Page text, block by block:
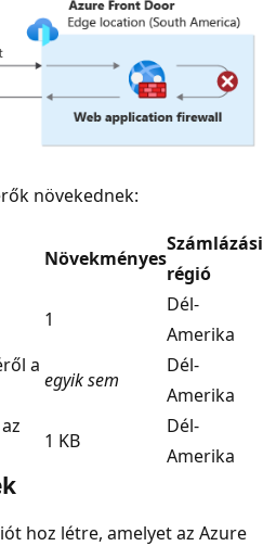
növekednek:
Növekményes
Számlázási
régió
1
Dél-
Amerika
a
egyik sem
Dél-
Amerika
1 KB
Dél-
Amerika
hoz létre, amelyet az Azure